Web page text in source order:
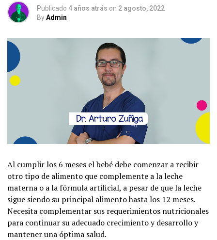
Publicado 4 años atrás on 2 agosto, 2022
ByAdmin
Al cumplir los 6 meses el bebé debe comenzar a recibir
otro tipo de alimento que complemente a la leche
materna o a la fórmula artificial, a pesar de que la leche
sigue siendo su principal alimento hasta los 12 meses.
Necesita complementar sus requerimientos nutricionales
para continuar su adecuado crecimiento y desarrollo y
mantener una óptima salud.